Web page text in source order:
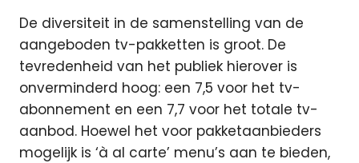
De diversiteit in de samenstelling van de
aangeboden tv-pakketten is groot. De
tevredenheid van het publiek hierover is
onverminderd hoog: een 7,5 voor het tv-
abonnement en een 7,7 voor het totale tv-
aanbod. Hoewel het voor pakketaanbieders
mogelijk is ‘à al carte’ menu’s aan te bieden,